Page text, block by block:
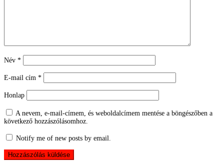
Név *
E-mail cím *
Honlap
A nevem, e-mail-címem, és weboldalcímem mentése a böngészőben a
következő hozzászólásomhoz.
Notify me of new posts by email.